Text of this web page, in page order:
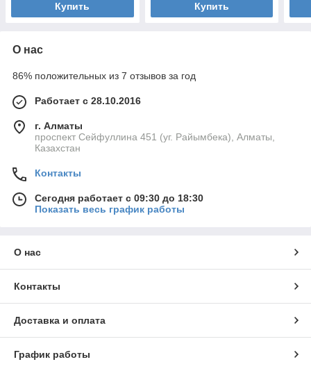
Купить Купить
О нас
86% положительных из 7 отзывов за год
Работает с 28.10.2016
г. Алматы
проспект Сейфуллина 451 (уг. Райымбека), Алматы,
Казахстан
Контакты
Сегодня работает с 09:30 до 18:30
Показать весь график работы
О нас
Контакты
Доставка и оплата
График работы